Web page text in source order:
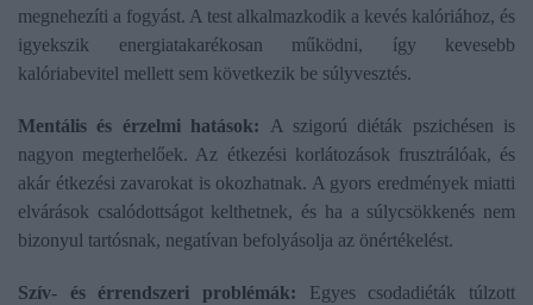
megnehezíti a fogyást. A test alkalmazkodik a kevés kalóriához, és
igyekszik energiatakarékosan működni, így kevesebb
kalóriabevitel mellett sem következik be súlyvesztés.
Mentális és érzelmi hatások:
A szigorú diéták pszichésen is
nagyon megterhelőek. Az étkezési korlátozások frusztrálóak, és
akár étkezési zavarokat is okozhatnak. A gyors eredmények miatti
elvárások csalódottságot kelthetnek, és ha a súlycsökkenés nem
bizonyul tartósnak, negatívan befolyásolja az önértékelést.
Szív- és érrendszeri problémák: Egyes csodadiéták túlzott